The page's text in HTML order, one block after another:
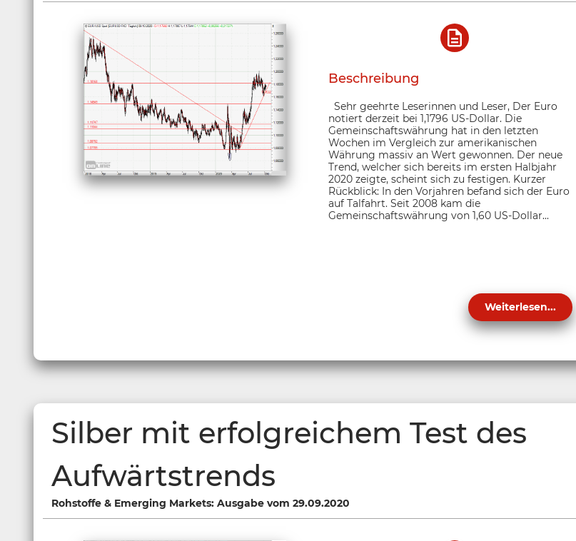
Beschreibung
Sehr geehrte Leserinnen und Leser, Der Euro
notiert derzeit bei 1,1796 US-Dollar. Die
Gemeinschaftswährung hat in den letzten
Wochen im Vergleich zur amerikanischen
Währung massiv an Wert gewonnen. Der neue
Trend, welcher sich bereits im ersten Halbjahr
2020 zeigte, scheint sich zu festigen. Kurzer
Rückblick: In den Vorjahren befand sich der Euro
auf Talfahrt. Seit 2008 kam die
Gemeinschaftswährung von 1,60 US-Dollar...
Weiterlesen...
Silber mit erfolgreichem Test des
Aufwärtstrends
Rohstoffe & Emerging Markets: Ausgabe vom 29.09.2020